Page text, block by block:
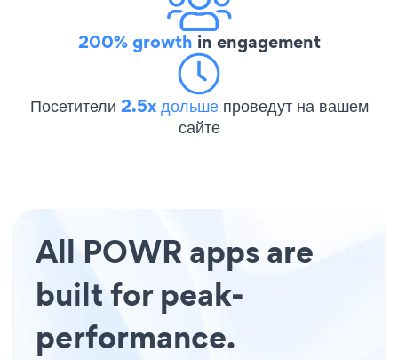
200% growth in engagement
Посетители 2.5x дольше проведут на вашем
сайте
All POWR apps are
built for peak-
performance.